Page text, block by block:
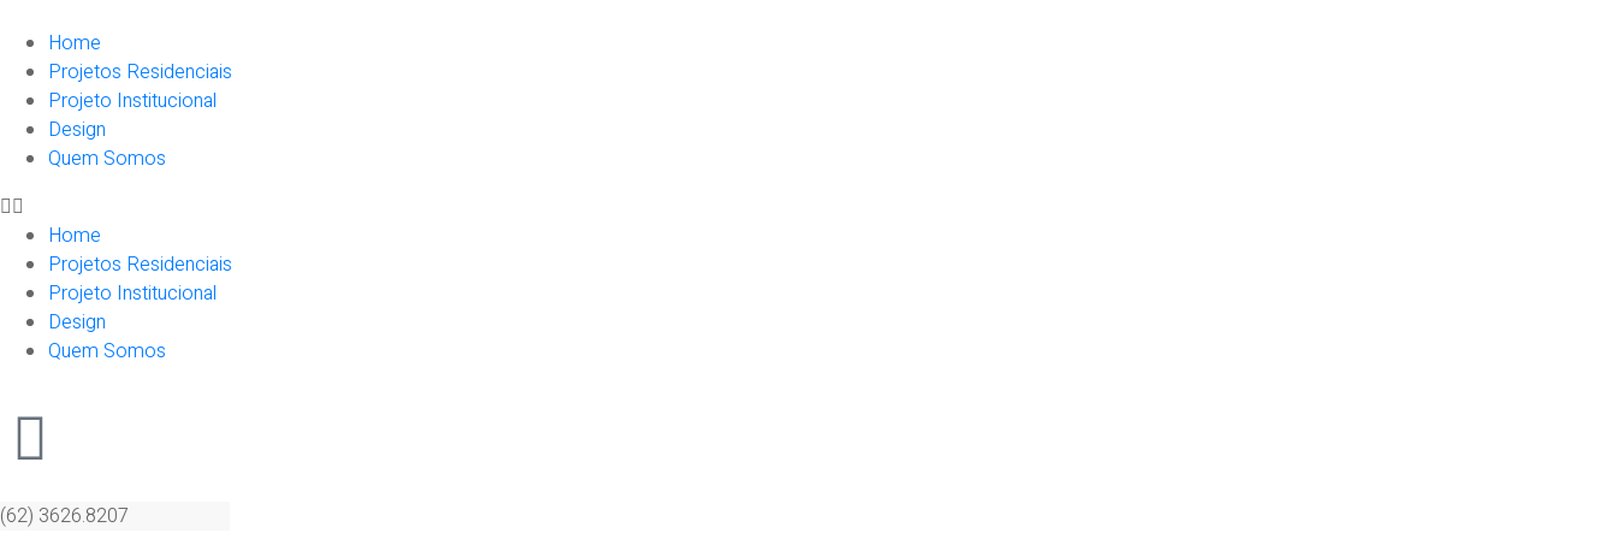
Home
Projetos Residenciais
Projeto Institucional
Design
Quem Somos
Home
Projetos Residenciais
Projeto Institucional
Design
Quem Somos
(62) 3626.8207